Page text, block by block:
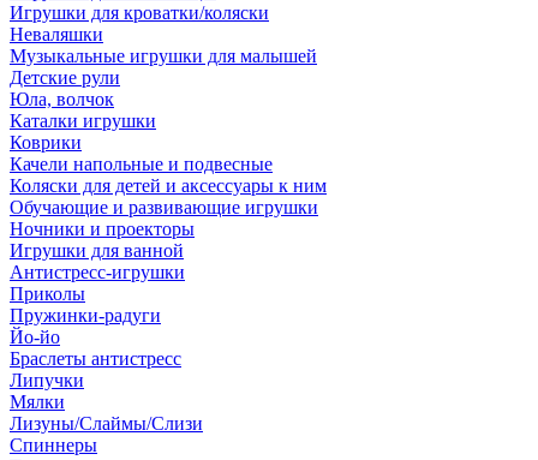
Игрушки для кроватки/коляски
Неваляшки
Музыкальные игрушки для малышей
Детские рули
Юла, волчок
Каталки игрушки
Коврики
Качели напольные и подвесные
Коляски для детей и аксессуары к ним
Обучающие и развивающие игрушки
Ночники и проекторы
Игрушки для ванной
Антистресс-игрушки
Приколы
Пружинки-радуги
Йо-йо
Браслеты антистресс
Липучки
Мялки
Лизуны/Слаймы/Слизи
Спиннеры